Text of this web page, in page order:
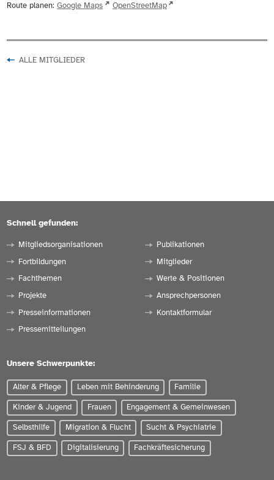
Route planen: Google Maps OpenStreetMap
ALLE MITGLIEDER
Schnell gefunden:
Mitgliedsorganisationen
Fortbildungen
Fachthemen
Projekte
Presseinformationen
Pressemitteilungen
Publikationen
Mitglieder
Werte & Positionen
Ansprechpersonen
Kontaktformular
Unsere Schwerpunkte:
Alter & Pflege Leben mit Behinderung Familie
Kinder & Jugend Frauen Engagement & Gemeinwesen
Selbsthilfe Migration & Flucht Sucht & Psychiatrie
FSJ & BFD Digitalisierung Fachkräftesicherung